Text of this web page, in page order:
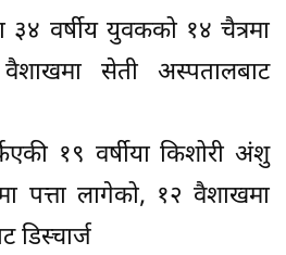
३४ वर्षीय युवकको १४ चैत्रमा
सेती अस्पतालबाट
१९ वर्षीया किशोरी अंशु
पत्ता लागेको, १२ वैशाखमा
डिस्चार्ज